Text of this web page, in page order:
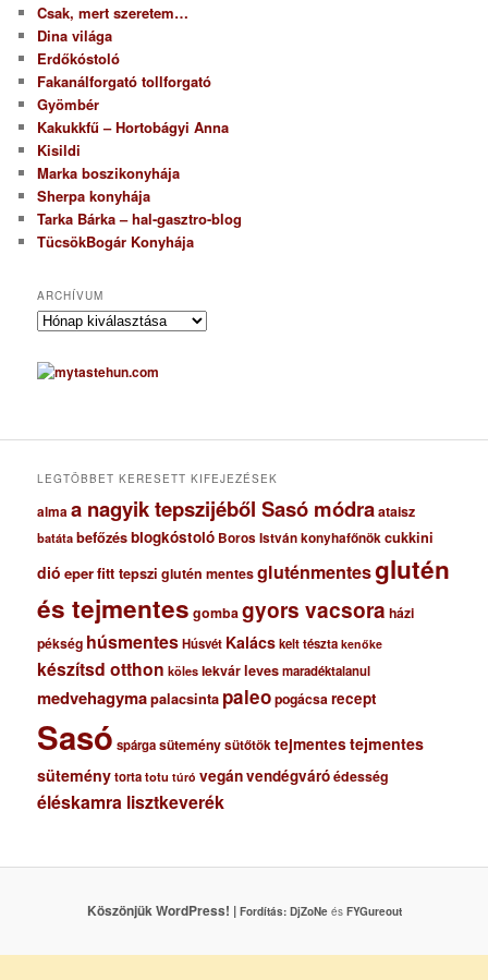
Csak, mert szeretem…
Dina világa
Erdőkóstoló
Fakanálforgató tollforgató
Gyömbér
Kakukkfű – Hortobágyi Anna
Kisildi
Marka boszikonyhája
Sherpa konyhája
Tarka Bárka – hal-gasztro-blog
TücsökBogár Konyhája
ARCHÍVUM
A
c
h
u
LEGTÖBBET KERESETT KIFEJEZÉSEK
almaa nagyik tepszijéből Sasó módraataisz
batáta befőzésblogkóstoló Boros István konyhafőnökcukkini
dió eperfitt tepszi glutén mentesgluténmentesglutén
és tejmentes gombagyors vacsora házi
pékség húsmentesHúsvét Kalácskelt tészta kenőke
készítsd otthon köles lekvárlevesmaradéktalanul
medvehagymapalacsinta paleopogácsa recept
Sasó spárgasüteménysütőtöktejmentestejmentes
süteménytorta totu túró vegánvendégváróédesség
éléskamra lisztkeverék
Köszönjük WordPress! | Fordítás: DjZoNeés FYGureout